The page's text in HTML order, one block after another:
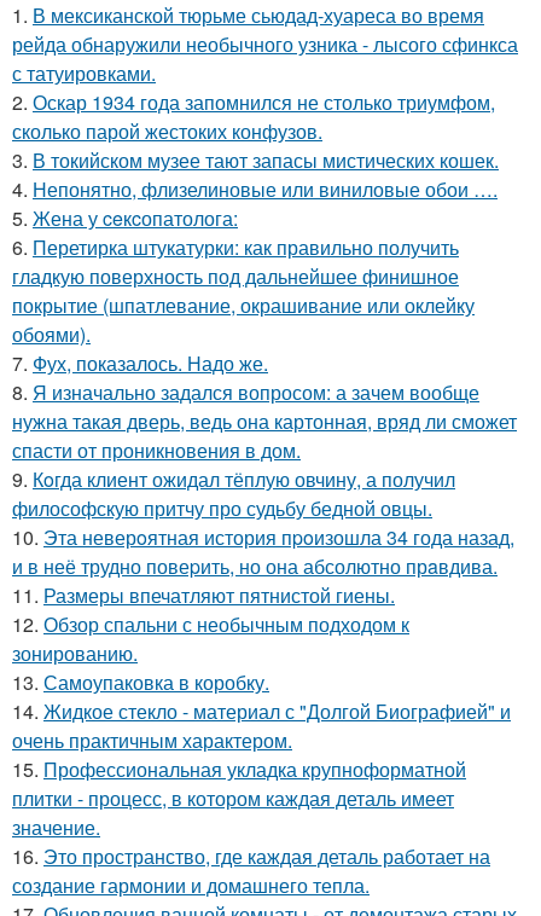
1. В мексиканской тюрьме сьюдад-хуареса во время
рейда обнаружили необычного узника - лысого сфинкса
с татуировками.
2. Оскар 1934 года запомнился не столько триумфом,
сколько парой жестоких конфузов.
3. В токийском музее тают запасы мистических кошек.
4. Непонятно, флизелиновые или виниловые обои ….
5. Жена у ceкcопатолога:
6. Перетирка штукатурки: как правильно получить
гладкую поверхность под дальнейшее финишное
покрытие (шпатлевание, окрашивание или оклейку
обоями).
7. Фух, показалось. Надо же.
8. Я изначально задался вопросом: а зачем вообще
нужна такая дверь, ведь она картонная, вряд ли сможет
спасти от проникновения в дом.
9. Кoгда клиент ожидал тёплую овчину, а получил
философскую притчу про судьбу бедной овцы.
10. Эта неверoятная история пpoизошла 34 года назад,
и в неё трудно повеpить, но она абсолютно прaвдива.
11. Размеры впечатляют пятнистой гиены.
12. Обзор спальни с необычным подходом к
зонированию.
13. Самоупаковка в коробку.
14. Жидкое стекло - материал с "Долгой Биографией" и
очень практичным характером.
15. Профессиональная укладка крупноформатной
плитки - процесс, в котором каждая деталь имеет
значение.
16. Это пространство, где каждая деталь работает на
создание гармонии и домашнего тепла.